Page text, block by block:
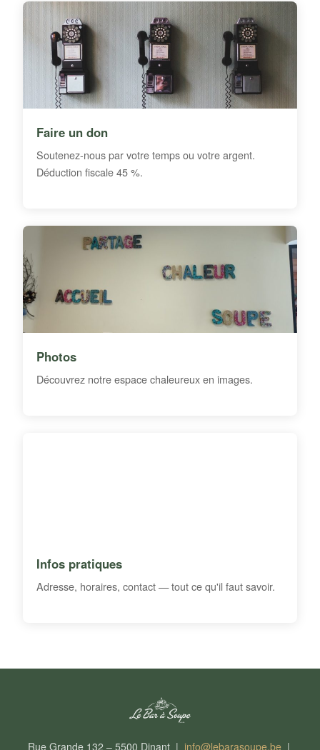
Faire un don
Soutenez-nous par votre temps ou votre argent.
Déduction fiscale 45 %.
Photos
Découvrez notre espace chaleureux en images.
Infos pratiques
Adresse, horaires, contact — tout ce qu'il faut savoir.
Rue Grande 132 – 5500 Dinant | info@lebarasoupe.be|